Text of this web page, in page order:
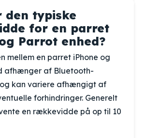
den typiske
for en parret
Parrot enhed?
mellem en parret iPhone og
afhænger af Bluetooth-
kan variere afhængigt af
forhindringer. Generelt
en rækkevidde på op til 10